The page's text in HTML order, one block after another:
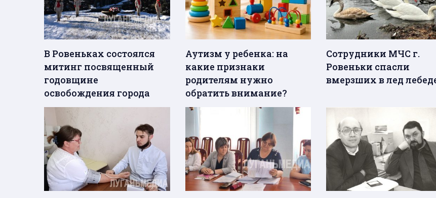
В Ровеньках состоялся
митинг посвященный
годовщине
освобождения города
Аутизм у ребенка: на
какие признаки
родителям нужно
обратить внимание?
Сотрудники МЧС г.
Ровеньки спасли
вмерзших в лед